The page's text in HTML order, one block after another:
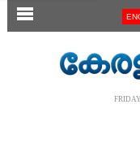
SECTIONS